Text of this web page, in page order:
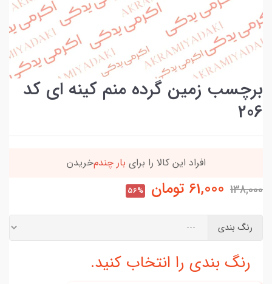
برچسب زمین گرده منم کینه ای کد
206
افراد‌ این کالا را برای بار چندم‌خریدن
138,000
61,000 تومان 56%
رنگ بندی
رنگ بندی را انتخاب کنید.